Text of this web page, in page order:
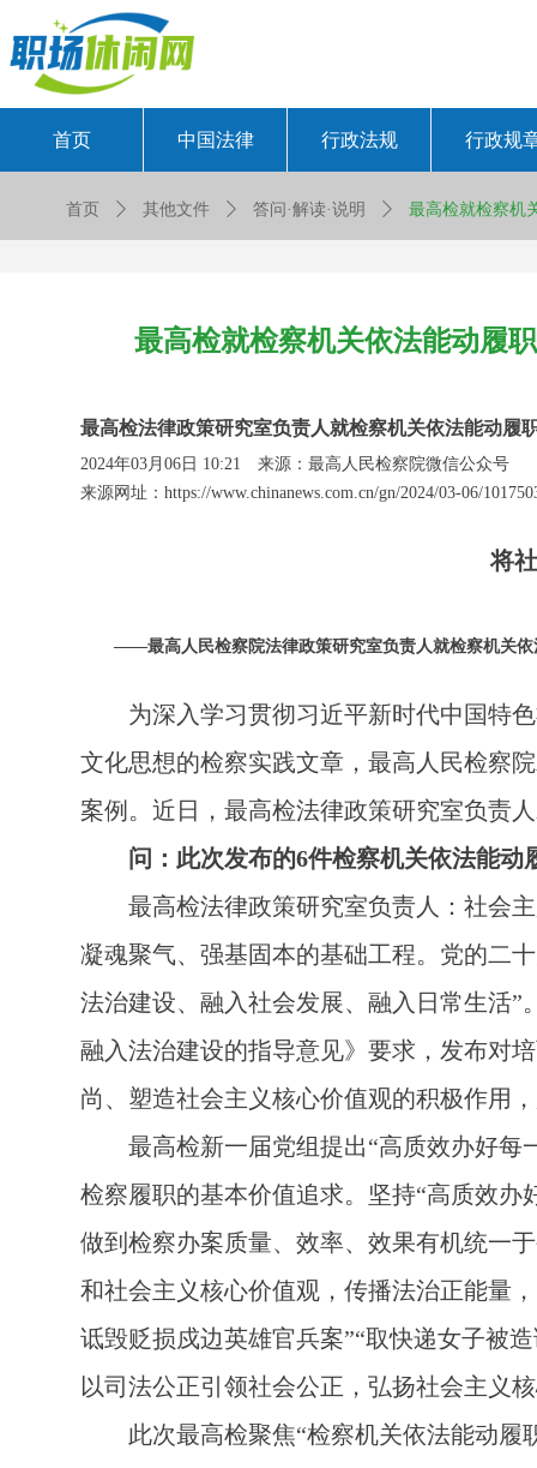
首页 中国法律 行政法规 行政规
最高检就检察机关依法能动履
最高检法律政策研究室负责人就检察机关依法能动履
2024年03月06日 10:21 来源：最高人民检察院微信公众号
来源网址：https://www.chinanews.com.cn/gn/2024/03-06/
将
——最高人民检察院法律政策研究室负责人就检察机关
为深入学习贯彻习近平新时代中国特色
文化思想的检察实践文章，最高人民检察
案例。近日，最高检法律政策研究室负责
问：此次发布的6件检察机关依法能
最高检法律政策研究室负责人：社会主
凝魂聚气、强基固本的基础工程。党的二
法治建设、融入社会发展、融入日常生活
融入法治建设的指导意见》要求，发布对
尚、塑造社会主义核心价值观的积极作用
最高检新一届党组提出“高质效办好每
检察履职的基本价值追求。坚持“高质效
做到检察办案质量、效率、效果有机统一
和社会主义核心价值观，传播法治正能量
诋毁贬损戍边英雄官兵案”“取快递女子被
以司法公正引领社会公正，弘扬社会主义
此次最高检聚焦“检察机关依法能动履
首页 ꄲ 其他文件 ꄲ 答问·解读·说明 ꄲ 最高检就检察机